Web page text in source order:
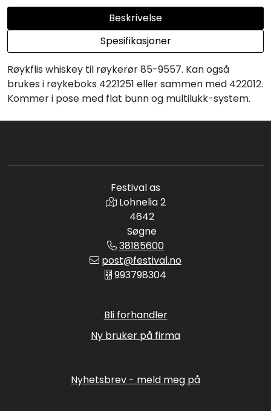
Beskrivelse
Spesifikasjoner
Røykflis whiskey til røykerør 85-9557. Kan også
brukes i røykeboks 4221251 eller sammen med 422012.
Kommer i pose med flat bunn og multilukk-system.
Festival as
Lohnelia 2
4642
Søgne
38185600
post@festival.no
993798304
Bli forhandler
Ny bruker på firma
Nyhetsbrev - meld meg på